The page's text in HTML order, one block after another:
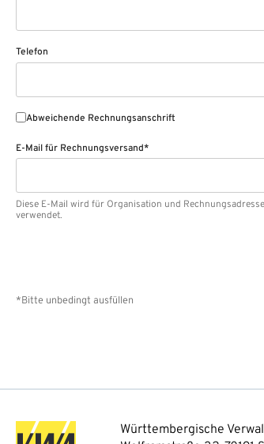
Telefon
Abweichende Rechnungsanschrift
E-Mail für Rechnungsversand*
Diese E-Mail wird für Organisation und
verwendet.
*Bitte unbedingt ausfüllen
Württembergische